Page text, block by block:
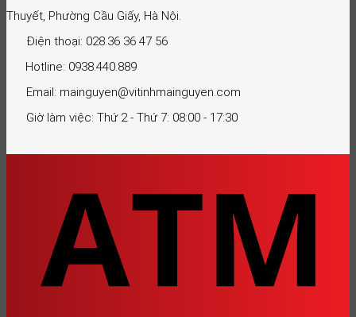
Thuyết, Phường Cầu Giấy, Hà Nội.
Điện thoại: 028.36 36 47 56
Hotline: 0938.440.889
Email: mainguyen@vitinhmainguyen.com
Giờ làm việc: Thứ 2 - Thứ 7: 08:00 - 17:30